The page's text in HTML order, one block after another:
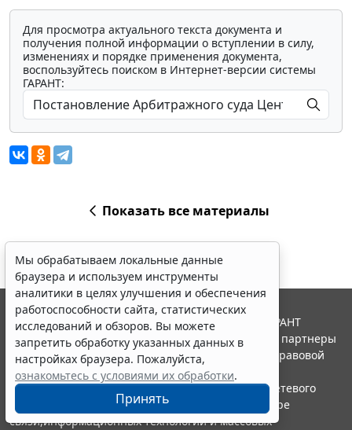
Для просмотра актуального текста документа и
получения полной информации о вступлении в силу,
изменениях и порядке применения документа,
воспользуйтесь поиском в Интернет-версии системы
ГАРАНТ:
Показать все материалы
Мы обрабатываем локальные данные
браузера и используем инструменты
аналитики в целях улучшения и обеспечения
работоспособности сайта, статистических
исследований и обзоров. Вы можете
запретить обработку указанных данных в
настройках браузера. Пожалуйста,
ознакомьтесь с условиями их обработки.
Принять
© ООО "НПП "ГАРАНТ-СЕРВИС", 2026. Система ГАРАНТ
выпускается с 1990 года. Компания "Гарант" и ее партнеры
являются участниками Российской ассоциации правовой
информации ГАРАНТ.
Портал ГАРАНТ.РУ зарегистрирован в качестве сетевого
издания Федеральной службой по надзору в сфере
связи,информационных технологий и массовых